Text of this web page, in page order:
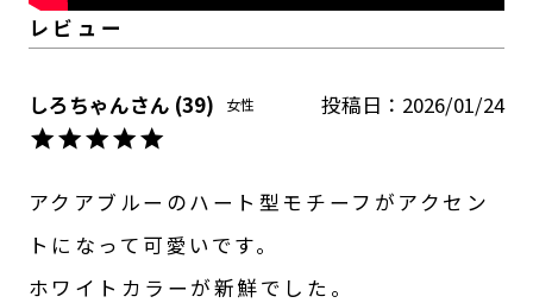
しろちゃん 39 女性 投稿日 2026/01/24
アクアブルーのハート型モチーフがアクセン
トになって可愛いです。
ホワイトカラーが新鮮でした。